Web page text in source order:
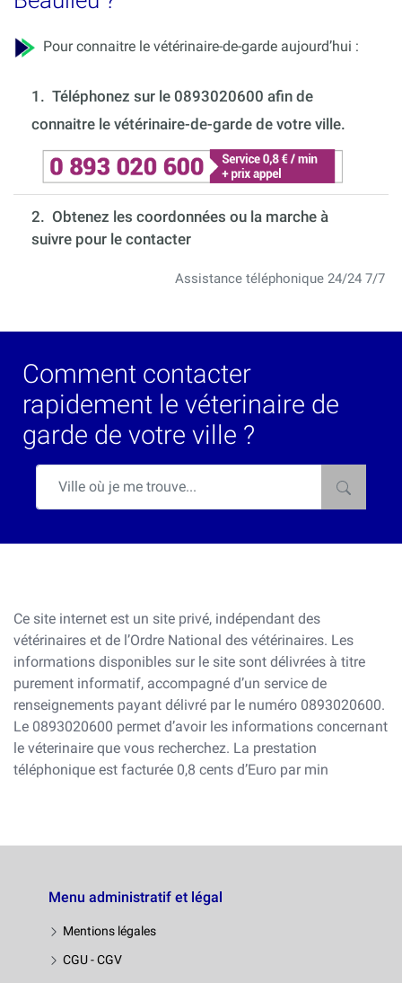
Pour connaitre le vétérinaire-de-garde aujourd’hui :
1. Téléphonez sur le 0893020600 afin de
connaitre le vétérinaire-de-garde de votre ville.
2. Obtenez les coordonnées ou la marche à
suivre pour le contacter
Assistance téléphonique 24/24 7/7
Comment contacter
rapidement le véterinaire de
garde de votre ville ?
Ce site internet est un site privé, indépendant des
vétérinaires et de l’Ordre National des vétérinaires. Les
informations disponibles sur le site sont délivrées à titre
purement informatif, accompagné d’un service de
renseignements payant délivré par le numéro 0893020600.
Le 0893020600 permet d’avoir les informations concernant
le véterinaire que vous recherchez. La prestation
téléphonique est facturée 0,8 cents d’Euro par min
Menu administratif et légal
Mentions légales
CGU - CGV